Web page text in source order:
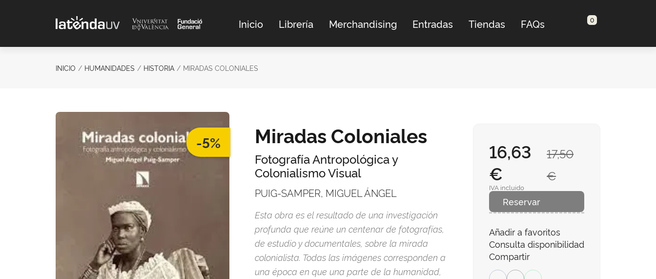
Inicio Librería Merchandising Entradas Tiendas FAQs 0
INICIO HUMANIDADES HISTORIA MIRADAS COLONIALES
-5% Miradas Coloniales
Fotografía Antropológica y
Colonialismo Visual
PUIG-SAMPER, MIGUEL ÁNGEL
Esta obra es el resultado de una investigación
profunda que reúne un centenar de fotografías,
de estudio y documentales, sobre la mirada
colonialista. Todas las imágenes corresponden a
una época en que una parte de la humanidad,
17,50
€
16,63
€
IVA incluido
Reservar
Añadir a favoritos
Consulta disponibilidad
Compartir